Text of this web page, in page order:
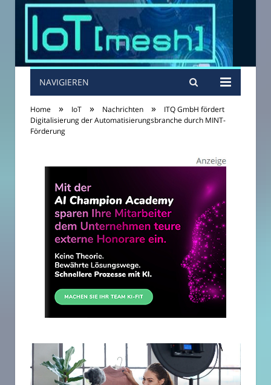
NAVIGIEREN
Home » IoT » Nachrichten »
ITQ GmbH fördert
Digitalisierung der Automatisierungsbranche durch MINT-
Förderung